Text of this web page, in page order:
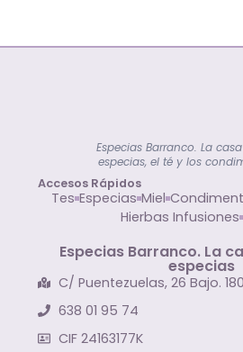
Especias Barranco. La
especias, el té y los
Accesos Rápidos
Tes Especias Miel
Hierbas Infusiones
Especias Barranco. La
especias
C/ Puentezuelas, 26 Bajo.
638 01 95 74
CIF 24163177K